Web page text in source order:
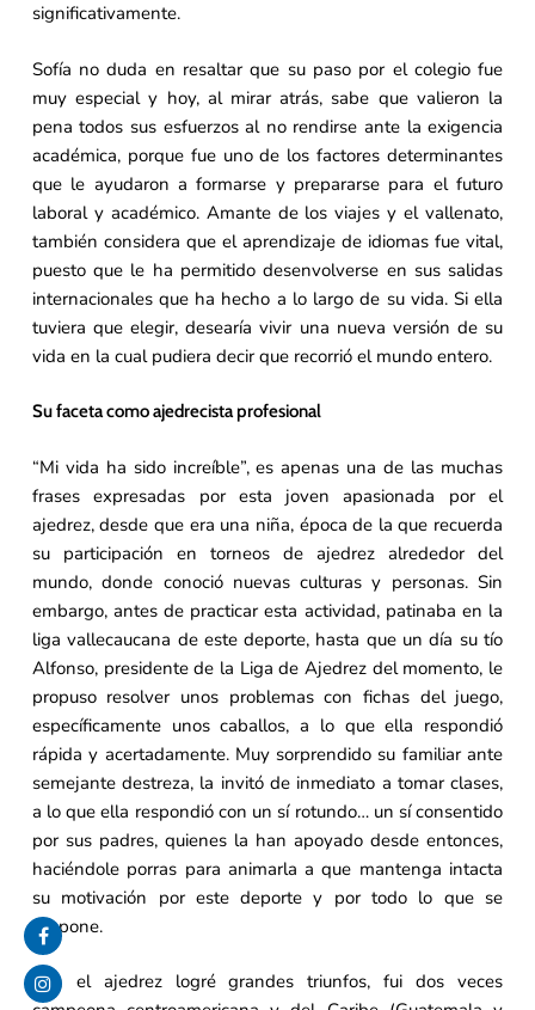
significativamente.
Sofía no duda en resaltar que su paso por el colegio fue
muy especial y hoy, al mirar atrás, sabe que valieron la
pena todos sus esfuerzos al no rendirse ante la exigencia
académica, porque fue uno de los factores determinantes
que le ayudaron a formarse y prepararse para el futuro
laboral y académico. Amante de los viajes y el vallenato,
también considera que el aprendizaje de idiomas fue vital,
puesto que le ha permitido desenvolverse en sus salidas
internacionales que ha hecho a lo largo de su vida. Si ella
tuviera que elegir, desearía vivir una nueva versión de su
vida en la cual pudiera decir que recorrió el mundo entero.
Su faceta como ajedrecista profesional
“Mi vida ha sido increíble”, es apenas una de las muchas
frases expresadas por esta joven apasionada por el
ajedrez, desde que era una niña, época de la que recuerda
su participación en torneos de ajedrez alrededor del
mundo, donde conoció nuevas culturas y personas. Sin
embargo, antes de practicar esta actividad, patinaba en la
liga vallecaucana de este deporte, hasta que un día su tío
Alfonso, presidente de la Liga de Ajedrez del momento, le
propuso resolver unos problemas con fichas del juego,
específicamente unos caballos, a lo que ella respondió
rápida y acertadamente. Muy sorprendido su familiar ante
semejante destreza, la invitó de inmediato a tomar clases,
a lo que ella respondió con un sí rotundo… un sí consentido
por sus padres, quienes la han apoyado desde entonces,
haciéndole porras para animarla a que mantenga intacta
su motivación por este deporte y por todo lo que se
propone.
Con el ajedrez logré grandes triunfos, fui dos veces